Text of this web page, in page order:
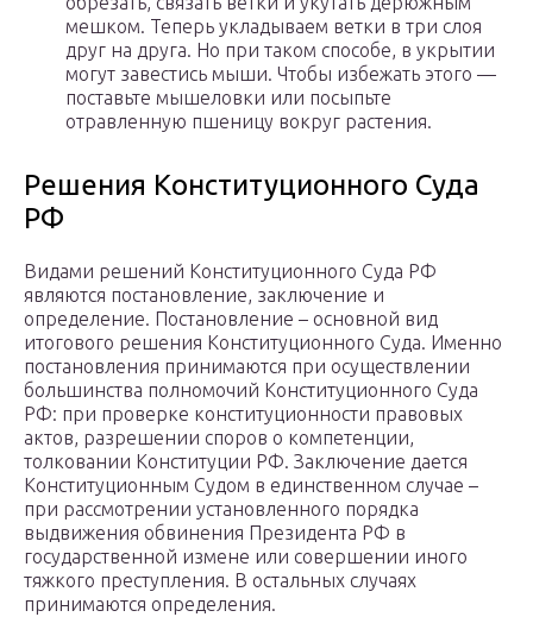
мешком. Теперь укладываем ветки в три слоя
друг на друга. Но при таком способе, в укрытии
могут завестись мыши. Чтобы избежать этого —
поставьте мышеловки или посыпьте
отравленную пшеницу вокруг растения.
Решения Конституционного Суда
РФ
Видами решений Конституционного Суда РФ
являются постановление, заключение и
определение. Постановление – основной вид
итогового решения Конституционного Суда. Именно
постановления принимаются при осуществлении
большинства полномочий Конституционного Суда
РФ: при проверке конституционности правовых
актов, разрешении споров о компетенции,
толковании Конституции РФ. Заключение дается
Конституционным Судом в единственном случае –
при рассмотрении установленного порядка
выдвижения обвинения Президента РФ в
государственной измене или совершении иного
тяжкого преступления. В остальных случаях
принимаются определения.